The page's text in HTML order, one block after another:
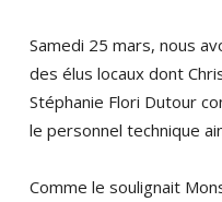
Samedi 25 mars, nous
des élus locaux dont
Stéphanie Flori Dutour
le personnel technique
Comme le soulignait